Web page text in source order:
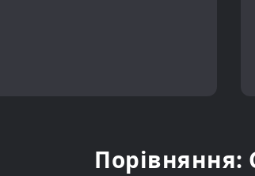
Порівняння: